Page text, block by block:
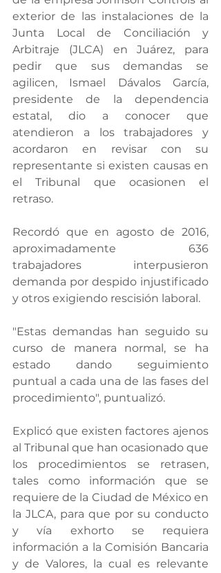
exterior de las instalaciones de la
Junta Local de Conciliación y
Arbitraje (JLCA) en Juárez, para
pedir que sus demandas se
agilicen, Ismael Dávalos García,
presidente de la dependencia
estatal, dio a conocer que
atendieron a los trabajadores y
acordaron en revisar con su
representante si existen causas en
el Tribunal que ocasionen el
retraso.
Recordó que en agosto de 2016,
aproximadamente 636
trabajadores interpusieron
demanda por despido injustificado
y otros exigiendo rescisión laboral.
"Estas demandas han seguido su
curso de manera normal, se ha
estado dando seguimiento
puntual a cada una de las fases del
procedimiento", puntualizó.
Explicó que existen factores ajenos
al Tribunal que han ocasionado que
los procedimientos se retrasen,
tales como información que se
requiere de la Ciudad de México en
la JLCA, para que por su conducto
y vía exhorto se requiera
información a la Comisión Bancaria
y de Valores, la cual es relevante